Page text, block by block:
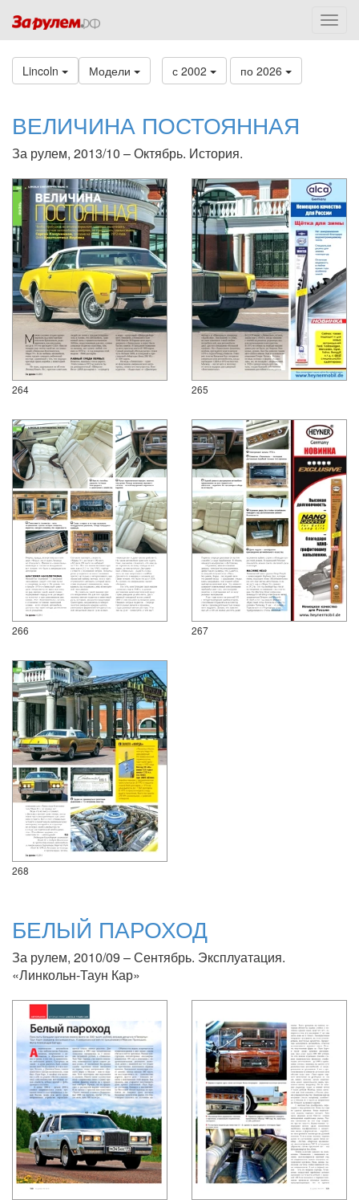
Lincoln Модели с 2002 по 2026
ВЕЛИЧИНА ПОСТОЯННАЯ
За рулем, 2013/10 – Октябрь. История.
264 265
266 267
268
БЕЛЫЙ ПАРОХОД
За рулем, 2010/09 – Сентябрь. Эксплуатация.
«Линкольн-Таун Кар»